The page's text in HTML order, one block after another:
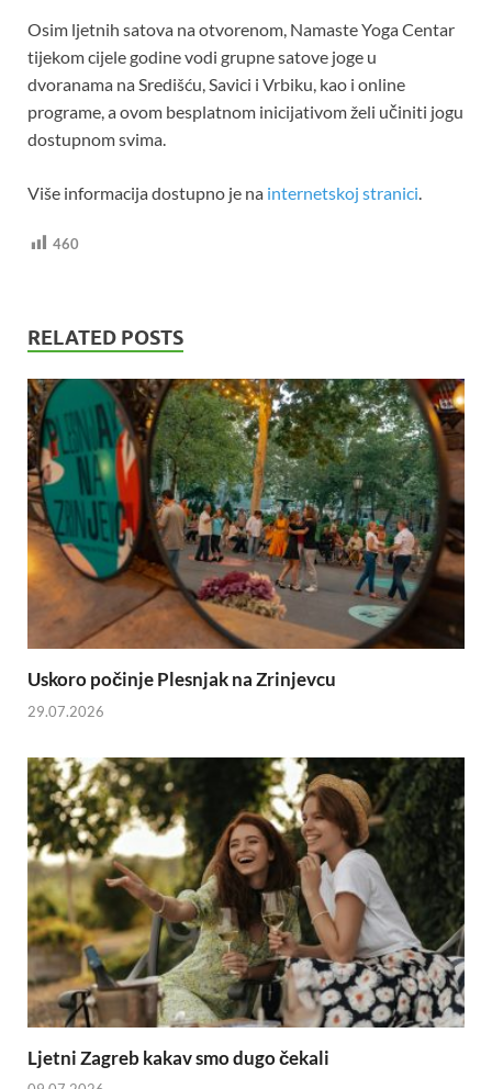
Osim ljetnih satova na otvorenom, Namaste Yoga Centar
tijekom cijele godine vodi grupne satove joge u
dvoranama na Središću, Savici i Vrbiku, kao i online
programe, a ovom besplatnom inicijativom želi učiniti jogu
dostupnom svima.
Više informacija dostupno je na internetskoj stranici
460
RELATED POSTS
Uskoro počinje Plesnjak na Zrinjevcu
29.07.2026
Ljetni Zagreb kakav smo dugo čekali